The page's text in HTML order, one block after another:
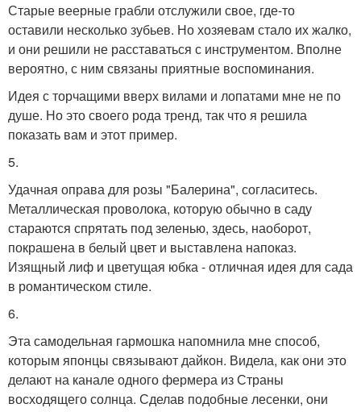
Старые веерные грабли отслужили свое, где-то
оставили несколько зубьев. Но хозяевам стало их жалко,
и они решили не расставаться с инструментом. Вполне
вероятно, с ним связаны приятные воспоминания.
Идея с торчащими вверх вилами и лопатами мне не по
душе. Но это своего рода тренд, так что я решила
показать вам и этот пример.
5.
Удачная оправа для розы "Балерина", согласитесь.
Металлическая проволока, которую обычно в саду
стараются спрятать под зеленью, здесь, наоборот,
покрашена в белый цвет и выставлена напоказ.
Изящный лиф и цветущая юбка - отличная идея для сада
в романтическом стиле.
6.
Эта самодельная гармошка напомнила мне способ,
которым японцы связывают дайкон. Видела, как они это
делают на канале одного фермера из Страны
восходящего солнца. Сделав подобные лесенки, они